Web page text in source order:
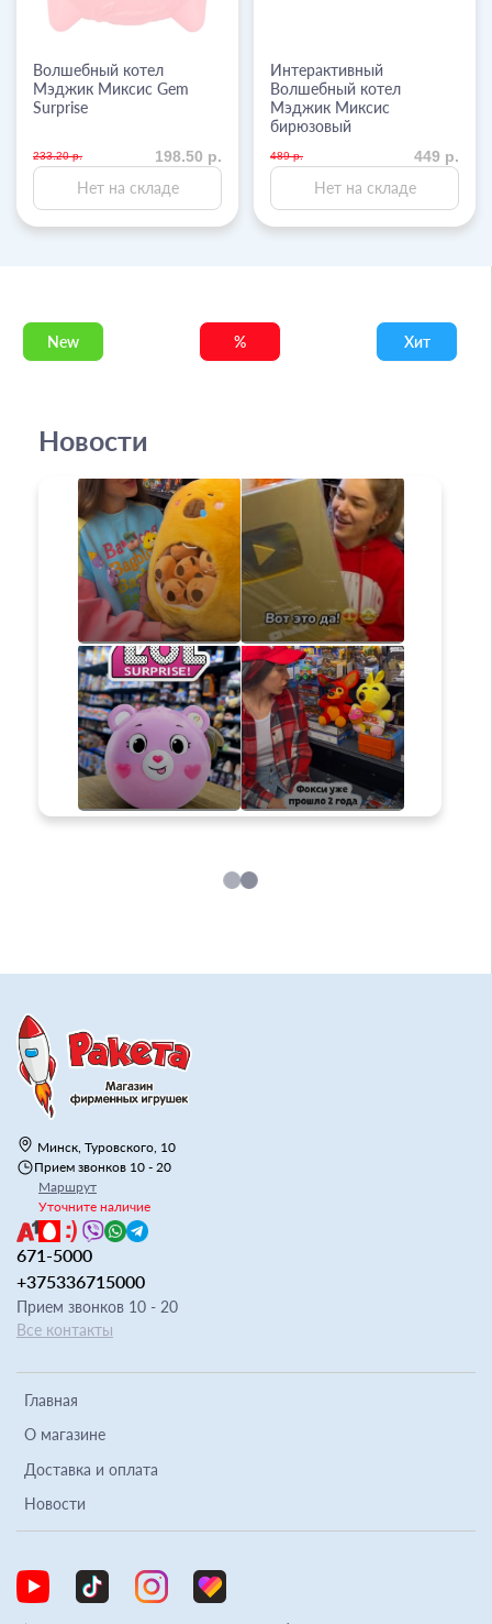
Волшебный котел
Мэджик Миксис Gem
Surprise
233.20 р. 198.50 р.
Нет на складе
Интерактивный
Волшебный котел
Мэджик Миксис
бирюзовый
489 р. 449 р.
Нет на складе
New % Хит
Новости
Главная
О магазине
Доставка и оплата
Новости
Минск, Туровского, 10
Прием звонков 10 - 20
Маршрут
Уточните наличие
671-5000
+375336715000
Прием звонков 10 - 20
Все контакты